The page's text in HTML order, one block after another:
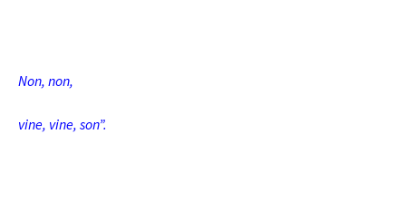
Non, non,
vine, vine, son”.